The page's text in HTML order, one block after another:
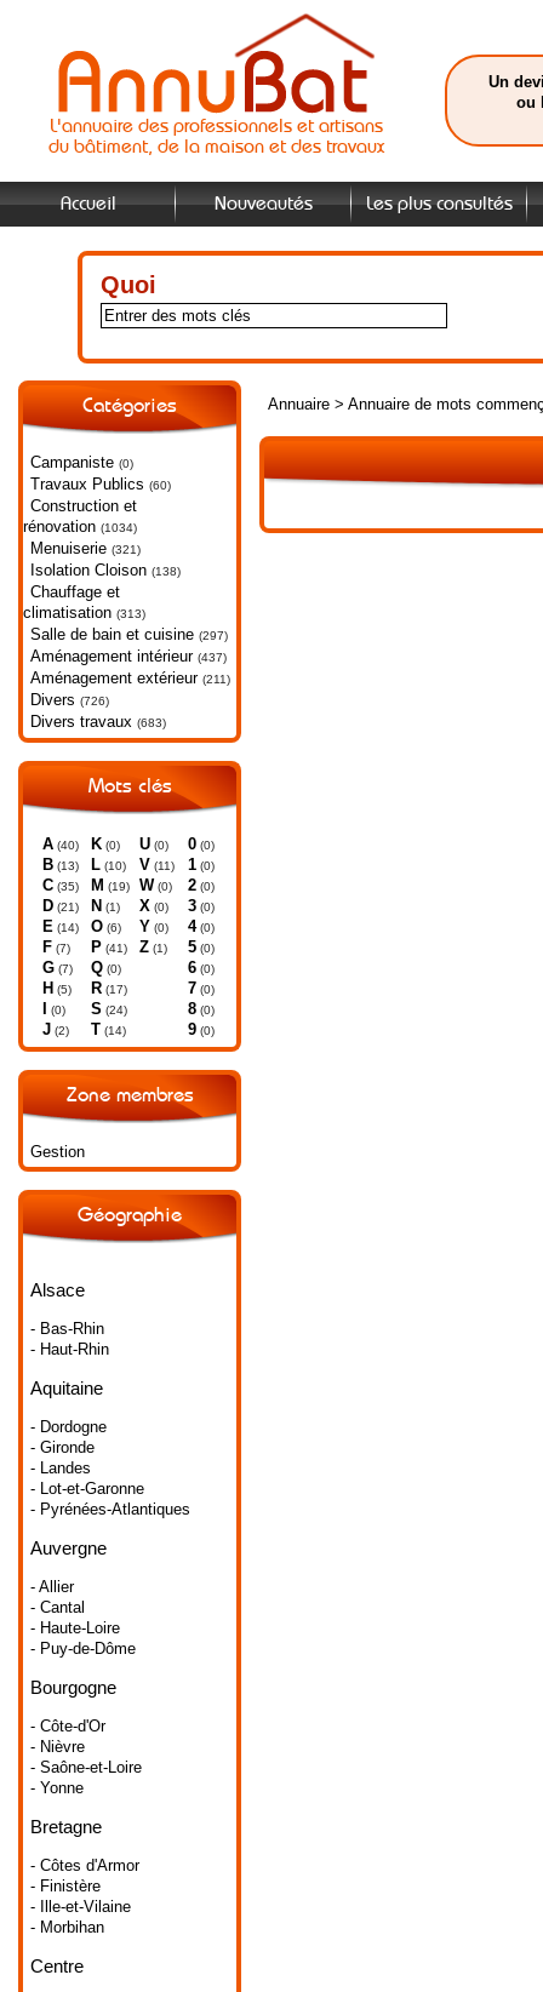
L'annuaire des professionnels et artisans
du bâtiment, de la maison et des travaux
Un
ou
Accueil Nouveautés Les plus consultés
Quoi
Catégories
Campaniste (0)
Travaux Publics (60)
Construction et
rénovation (1034)
Menuiserie (321)
Isolation Cloison (138)
Chauffage et
climatisation (313)
Salle de bain et cuisine (297)
Aménagement intérieur (437)
Aménagement extérieur (211)
Divers (726)
Divers travaux (683)
Mots clés
A (40)
B (13)
C (35)
D (21)
E (14)
F (7)
G (7)
H (5)
(0)
J (2)
K (0)
L (10)
M (19)
N (1)
O (6)
P (41)
Q (0)
R (17)
S (24)
T (14)
U (0)
V (11)
W (0)
X (0)
Y (0)
Z (1)
0 (0)
1 (0)
2 (0)
3 (0)
4(0)
5 (0)
6 (0)
7 (0)
8 (0)
9 (0)
Zone membres
Gestion
Géographie
Alsace
- Bas-Rhin
- Haut-Rhin
Aquitaine
- Dordogne
- Gironde
- Landes
- Lot-et-Garonne
- Pyrénées-Atlantiques
Auvergne
- Allier
- Cantal
- Haute-Loire
- Puy-de-Dôme
Bourgogne
- Côte-d'Or
- Nièvre
- Saône-et-Loire
- Yonne
Bretagne
- Côtes d'Armor
- Finistère
- Ille-et-Vilaine
- Morbihan
Centre
Annuaire > Annuaire de mots